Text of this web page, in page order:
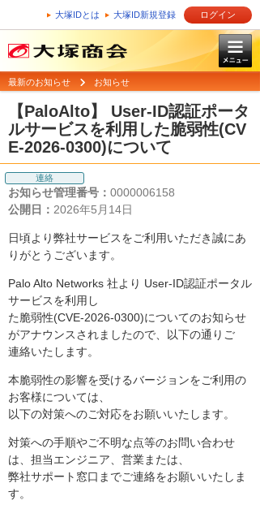
大塚IDとは 大塚ID新規登録 ログイン
最新のお知らせ お知らせ
【PaloAlto】 User-ID認証ポータ
ルサービスを利用した脆弱性(CV
E-2026-0300)について
連絡
お知らせ管理番号： 0000006158
公開日： 2026年5月14日
日頃より弊社サービスをご利用いただき誠にあ
りがとうございます。
Palo Alto Networks 社より User-ID認証ポータル
サービスを利用し
た脆弱性(CVE-2026-0300)についてのお知らせ
がアナウンスされましたので、以下の通りご
連絡いたします。
本脆弱性の影響を受けるバージョンをご利用の
お客様については、
以下の対策へのご対応をお願いいたします。
対策への手順やご不明な点等のお問い合わせ
は、担当エンジニア、営業または、
弊社サポート窓口までご連絡をお願いいたしま
す。